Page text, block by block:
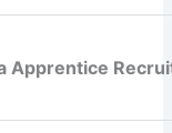
Apprentice